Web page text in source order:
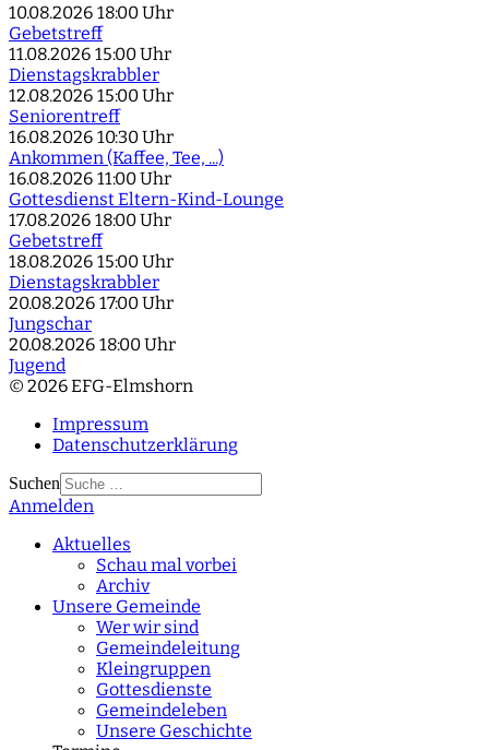
10.08.2026 18:00 Uhr
Gebetstreff
11.08.2026 15:00 Uhr
Dienstagskrabbler
12.08.2026 15:00 Uhr
Seniorentreff
16.08.2026 10:30 Uhr
Ankommen (Kaffee, Tee, ...)
16.08.2026 11:00 Uhr
Gottesdienst Eltern-Kind-Lounge
17.08.2026 18:00 Uhr
Gebetstreff
18.08.2026 15:00 Uhr
Dienstagskrabbler
20.08.2026 17:00 Uhr
Jungschar
20.08.2026 18:00 Uhr
Jugend
© 2026 EFG-Elmshorn
Impressum
Datenschutzerklärung
Suchen
Type 2 or more
Anmelden
Aktuelles
Schau mal vorbei
Archiv
Unsere Gemeinde
Wer wir sind
Gemeindeleitung
Kleingruppen
Gottesdienste
Gemeindeleben
Unsere Geschichte